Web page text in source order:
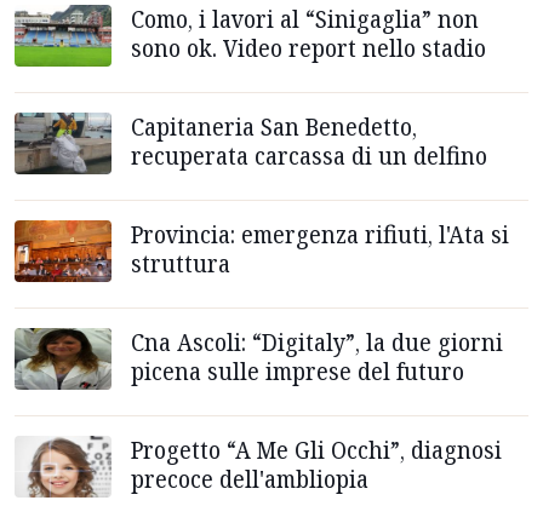
Como, i lavori al “Sinigaglia” non
sono ok. Video report nello stadio
Capitaneria San Benedetto,
recuperata carcassa di un delfino
Provincia: emergenza rifiuti, l'Ata si
struttura
Cna Ascoli: “Digitaly”, la due giorni
picena sulle imprese del futuro
Progetto “A Me Gli Occhi”, diagnosi
precoce dell'ambliopia